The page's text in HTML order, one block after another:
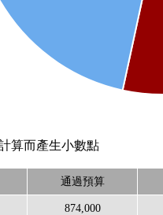
算而產生小數點
通過預算
874,000